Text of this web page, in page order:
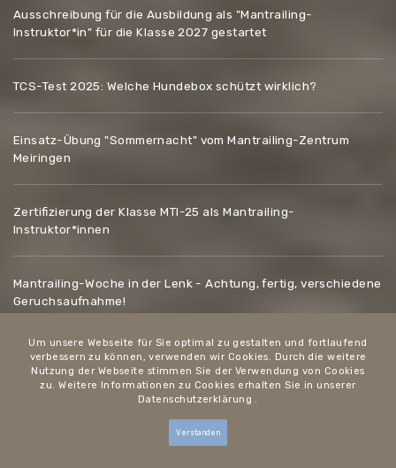
Ausschreibung für die Ausbildung als "Mantrailing-
Instruktor*in" für die Klasse 2027 gestartet
TCS-Test 2025: Welche Hundebox schützt wirklich?
Einsatz-Übung "Sommernacht" vom Mantrailing-Zentrum
Meiringen
Zertifizierung der Klasse MTI-25 als Mantrailing-
Instruktor*innen
Mantrailing-Woche in der Lenk - Achtung, fertig, verschiedene
Geruchsaufnahme!
Quicklinks
Um unsere Webseite für Sie optimal zu gestalten und fortlaufend
verbessern zu können, verwenden wir Cookies. Durch die weitere
Nutzung der Webseite stimmen Sie der Verwendung von Cookies
zu. Weitere Informationen zu Cookies erhalten Sie in unserer
Datenschutzerklärung .
Verstanden